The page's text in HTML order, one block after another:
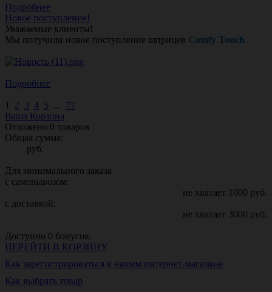
Подробнее
Новое поступление!
Уважаемые клиенты!
Мы получили новое поступление шприцев Comfy Touch
Подробнее
1 2 3 4 5 ... 77
Ваша Корзина
Отложено 0 товаров
Общая сумма:
руб.
Для минимального заказа
с самовывозом:
не хватает 1000 руб.
с доставкой:
не хватает 3000 руб.
Доступно 0 бонусов.
ПЕРЕЙТИ В КОРЗИНУ
Как зарегистрироваться в нашем интернет-магазине
Как выбрать товар